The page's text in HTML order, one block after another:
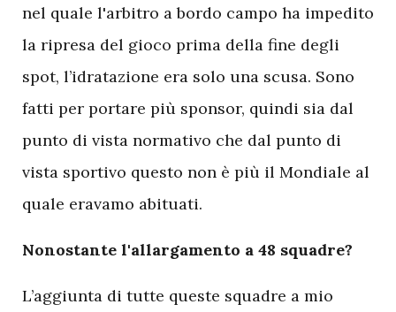
nel quale l'arbitro a bordo campo ha impedito
la ripresa del gioco prima della fine degli
spot, l’idratazione era solo una scusa. Sono
fatti per portare più sponsor, quindi sia dal
punto di vista normativo che dal punto di
vista sportivo questo non è più il Mondiale al
quale eravamo abituati.
Nonostante l'allargamento a 48 squadre?
L’aggiunta di tutte queste squadre a mio